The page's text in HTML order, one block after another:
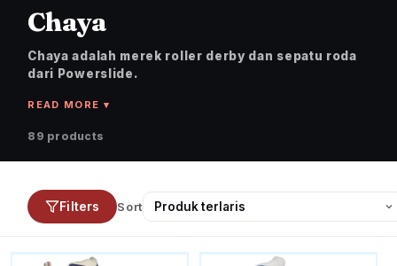
Chaya
Chaya adalah merek roller derby dan sepatu roda
dari Powerslide.
89 products
Filters Sort